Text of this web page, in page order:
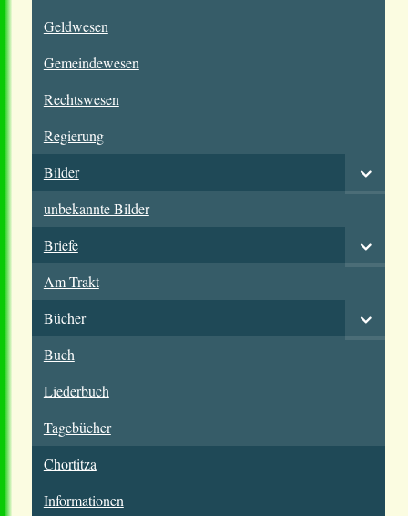
Geldwesen
Gemeindewesen
Rechtswesen
Regierung
Bilder
unbekannte Bilder
Briefe
Am Trakt
Bücher
Buch
Liederbuch
Tagebücher
Chortitza
Informationen